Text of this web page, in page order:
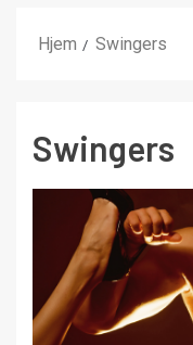
Hjem Swingers
Swingers